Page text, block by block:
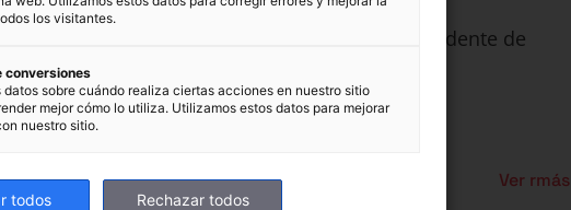
de Clickedu, y José Luis Díaz Castillo, Presidente de
centros! 🎓✨
Ver rmás
los visitantes.
conversiones
datos sobre cuándo realiza ciertas acciones en nuestro sitio
mejor cómo lo utiliza. Utilizamos estos datos para mejorar
nuestro sitio.
todos Rechazar todos